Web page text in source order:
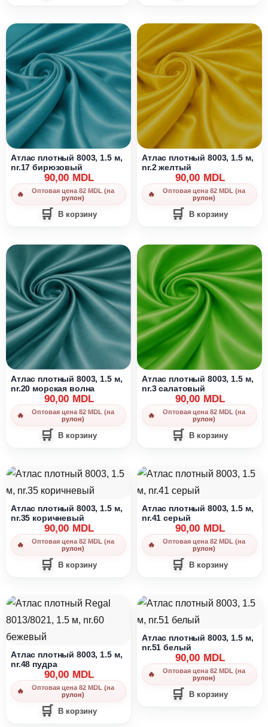
Атлас плотный 8003, 1.5 м,
nr.17 бирюзовый
90,00 MDL
Оптовая цена 82 MDL (на
рулон)
В корзину
Атлас плотный 8003, 1.5 м,
nr.2 желтый
90,00 MDL
Оптовая цена 82 MDL (на
рулон)
В корзину
Атлас плотный 8003, 1.5 м,
nr.20 морская волна
90,00 MDL
Оптовая цена 82 MDL (на
рулон)
В корзину
Атлас плотный 8003, 1.5 м,
nr.3 салатовый
90,00 MDL
Оптовая цена 82 MDL (на
рулон)
В корзину
Атлас плотный 8003, 1.5 м,
nr.35 коричневый
90,00 MDL
Оптовая цена 82 MDL (на
рулон)
В корзину
Атлас плотный 8003, 1.5 м,
nr.41 серый
90,00 MDL
Оптовая цена 82 MDL (на
рулон)
В корзину
Атлас плотный 8003, 1.5 м,
nr.48 пудра
90,00 MDL
Оптовая цена 82 MDL (на
рулон)
В корзину
Атлас плотный 8003, 1.5 м,
nr.51 белый
90,00 MDL
Оптовая цена 82 MDL (на
рулон)
В корзину